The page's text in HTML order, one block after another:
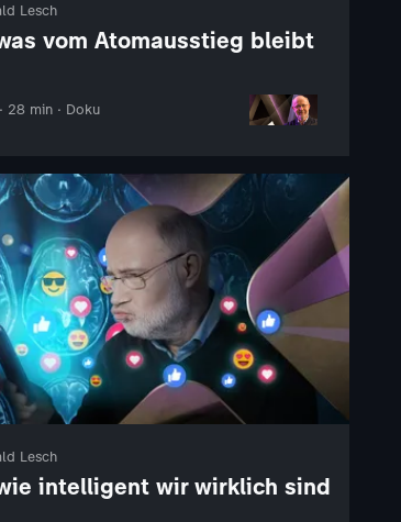
Lesch
vom Atomausstieg bleibt
28 min · Doku
Lesch
intelligent wir wirklich sind